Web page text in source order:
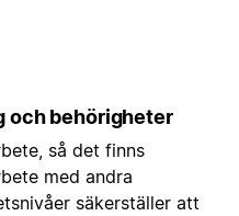
och behörigheter
så det finns
med andra
säkerställer att